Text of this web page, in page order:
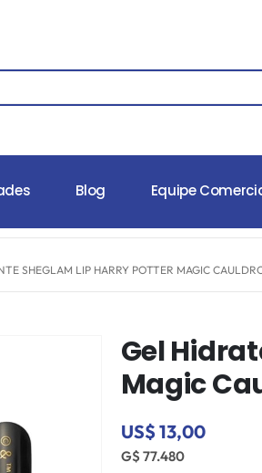
Blog Equipe
SHEGLAM LIP HARRY POTTER MAGIC
Gel
Magic
US$ 13,00
G$ 77.480